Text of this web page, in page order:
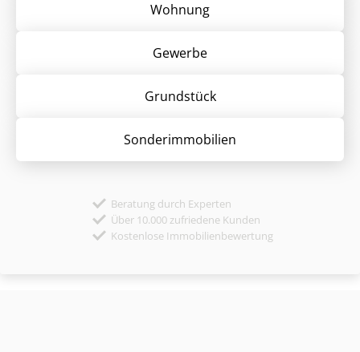
Wohnung
Gewerbe
Grund­stück
Sonder­immobilien
Beratung durch Experten
Über 10.000 zufriedene Kunden
Kostenlose Immobilienbewertung